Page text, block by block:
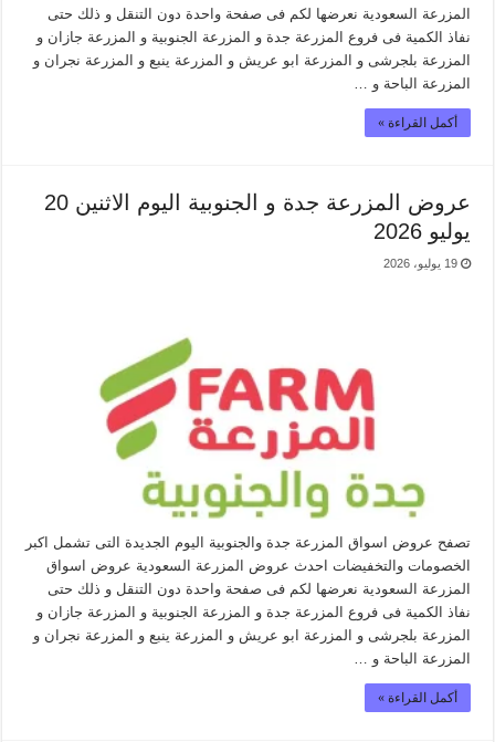
المزرعة السعودية نعرضها لكم فى صفحة واحدة دون التنقل و ذلك حتى
نفاذ الكمية فى فروع المزرعة جدة و المزرعة الجنوبية و المزرعة جازان و
المزرعة بلجرشى و المزرعة ابو عريش و المزرعة ينبع و المزرعة نجران و
المزرعة الباحة و …
أكمل القراءة »
عروض المزرعة جدة و الجنوبية اليوم الاثنين 20
يوليو 2026
19 يوليو، 2026
تصفح عروض اسواق المزرعة جدة والجنوبية اليوم الجديدة التى تشمل اكبر
الخصومات والتخفيضات احدث عروض المزرعة السعودية عروض اسواق
المزرعة السعودية نعرضها لكم فى صفحة واحدة دون التنقل و ذلك حتى
نفاذ الكمية فى فروع المزرعة جدة و المزرعة الجنوبية و المزرعة جازان و
المزرعة بلجرشى و المزرعة ابو عريش و المزرعة ينبع و المزرعة نجران و
المزرعة الباحة و …
أكمل القراءة »